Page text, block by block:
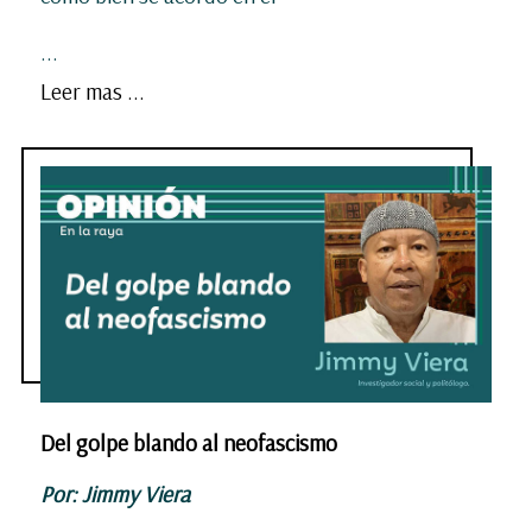
...
Leer mas ...
Del golpe blando al neofascismo
Por: Jimmy Viera